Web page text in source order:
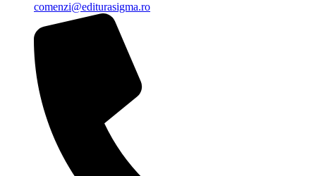
comenzi@editurasigma.ro